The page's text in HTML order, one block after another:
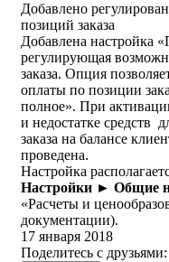
Добавлено
позиций заказа
Добавлена настройка
регулирующая
заказа. Опция
оплаты по позиции
полное». При
и недостатке средств
заказа на балансе
проведена.
Настройка
Настройки ► Общие
«Расчеты и
документации).
17 января 2018
Поделитесь с друзьями: